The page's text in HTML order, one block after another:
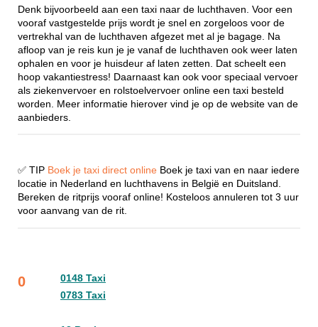
Denk bijvoorbeeld aan een taxi naar de luchthaven. Voor een
vooraf vastgestelde prijs wordt je snel en zorgeloos voor de
vertrekhal van de luchthaven afgezet met al je bagage. Na
afloop van je reis kun je je vanaf de luchthaven ook weer laten
ophalen en voor je huisdeur af laten zetten. Dat scheelt een
hoop vakantiestress! Daarnaast kan ook voor speciaal vervoer
als ziekenvervoer en rolstoelvervoer online een taxi besteld
worden. Meer informatie hierover vind je op de website van de
aanbieders.
✅ TIP Boek je taxi direct online Boek je taxi van en naar iedere
locatie in Nederland en luchthavens in België en Duitsland.
Bereken de ritprijs vooraf online! Kosteloos annuleren tot 3 uur
voor aanvang van de rit.
0
0148 Taxi
0783 Taxi